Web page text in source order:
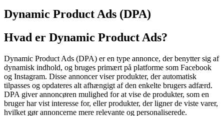
Marketing Index
Dynamic Product Ads (DPA)
Hvad er Dynamic Product Ads?
Dynamic Product Ads (DPA) er en type annonce, der benytter sig af
dynamisk indhold, og bruges primært på platforme som Facebook
og Instagram. Disse annoncer viser produkter, der automatisk
tilpasses og opdateres alt afhængigt af den enkelte brugers adfærd.